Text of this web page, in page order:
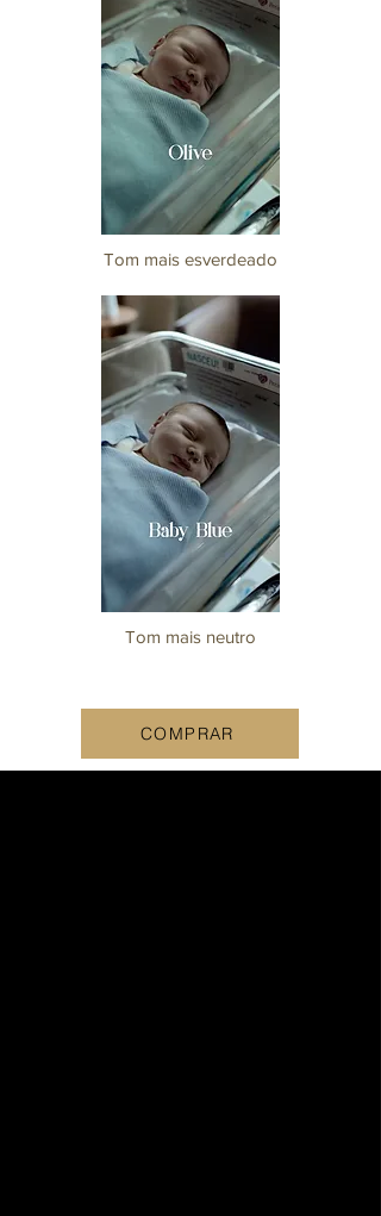
Tom mais esverdeado
Tom mais neutro
COMPRAR